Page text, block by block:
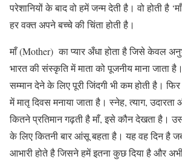
परेशानियों के बाद वो हमें जन्म देती है। वो होती है
हर वक्त अपने बच्चे की चिंता होती है।
माँ (Mother) का प्यार अँधा होता है जिसे केवल
भारत की संस्कृति में माता को पूजनीय माना जाता
सम्मान देने के लिए पूरी जिंदगी भी कम होती है।
में मातृ दिवस मनाया जाता है। स्नेह, त्याग,
कितने प्रतिमान गढ़ती है माँ, इसे कौन देखता है।
के लिए कितनी बार आंसू बहता है। यह वह दिन है
आभारी होते है जिसने हमें इतना कुछ दिया है और